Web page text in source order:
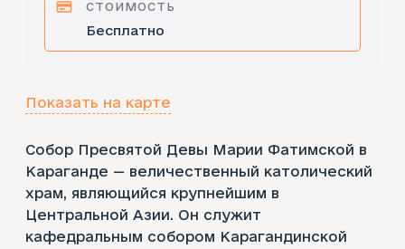
Собор Пресвятой Девы Марии Фатимской в
Караганде — величественный католический
храм, являющийся крупнейшим в
Центральной Азии. Он служит
кафедральным собором Карагандинской
СТОИМОСТЬ
Бесплатно
Показать на карте